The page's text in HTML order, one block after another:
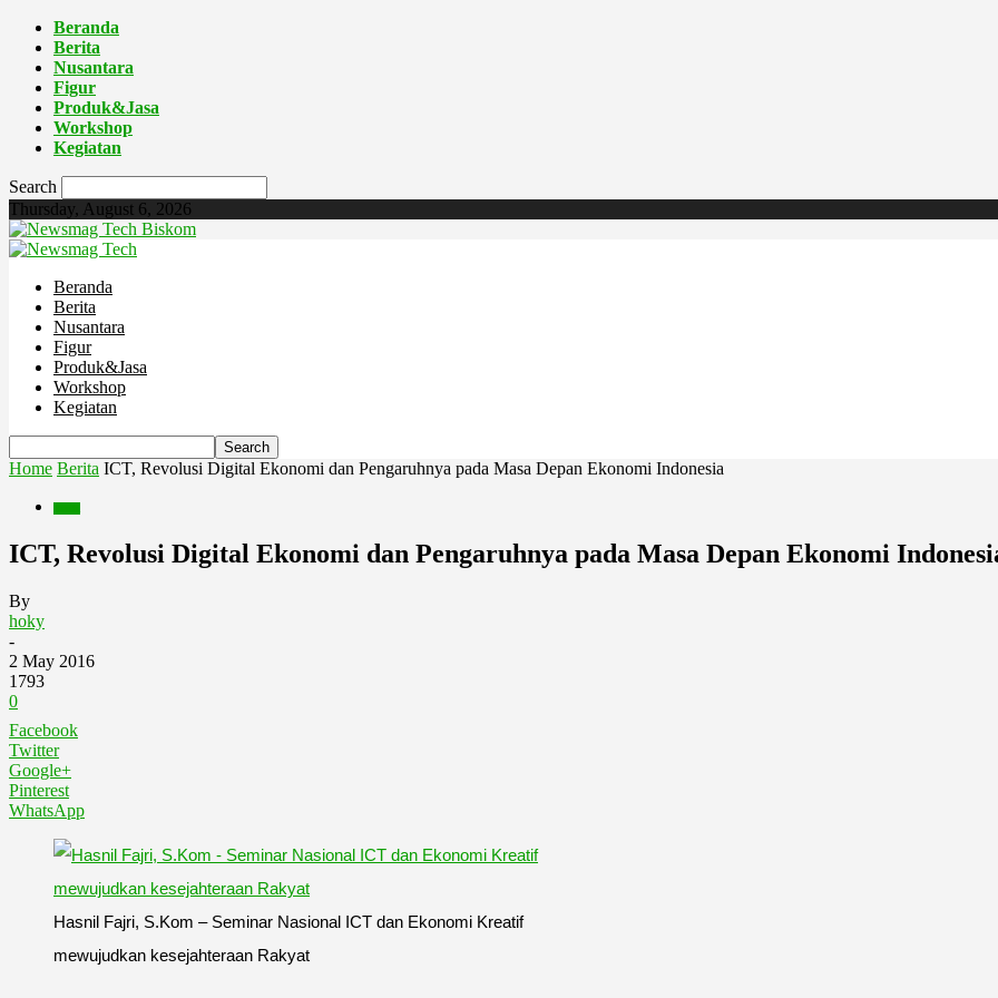
Beranda
Berita
Nusantara
Figur
Produk&Jasa
Workshop
Kegiatan
Search
Thursday, August 6, 2026
Biskom
Beranda
Berita
Nusantara
Figur
Produk&Jasa
Workshop
Kegiatan
Home Berita ICT, Revolusi Digital Ekonomi dan Pengaruhnya pada Masa Depan Ekonomi Indonesia
ICT, Revolusi Digital Ekonomi dan Pengaruhnya pada Masa Depan Ekonomi
By
hoky
-
2 May 2016
1793
0
Facebook
Twitter
Google+
Pinterest
WhatsApp
Hasnil Fajri, S.Kom – Seminar Nasional ICT dan Ekonomi Kreatif
mewujudkan kesejahteraan Rakyat